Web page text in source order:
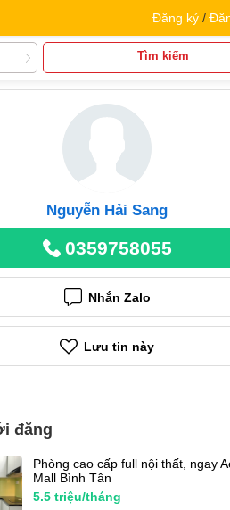
Đăng ký /
Tìm kiếm
Nguyễn Hải Sang
0359758055
Nhắn Zalo
Lưu tin này
đăng
Phòng cao cấp full nội thất, ngay
Mall Bình Tân
5.5 triệu/tháng